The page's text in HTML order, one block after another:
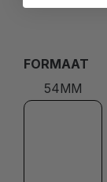
FORMAAT
54MM